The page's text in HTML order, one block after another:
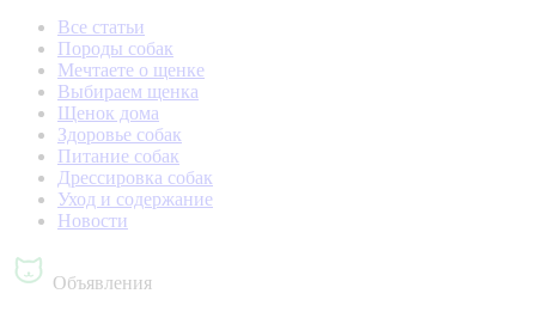
Все статьи
Породы собак
Мечтаете о щенке
Выбираем щенка
Щенок дома
Здоровье собак
Питание собак
Дрессировка собак
Уход и содержание
Новости
Объявления